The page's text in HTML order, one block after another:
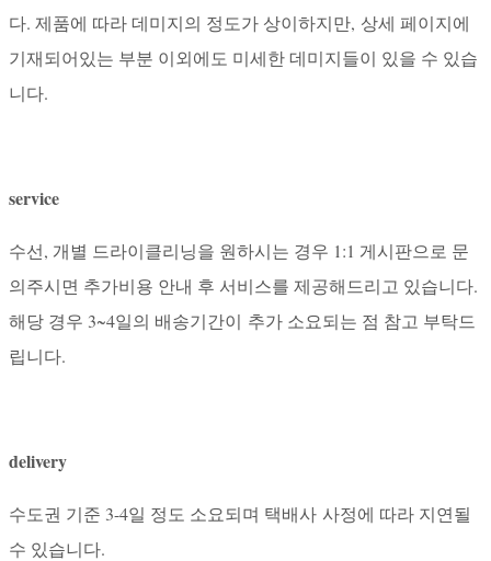
다. 제품에 따라 데미지의 정도가 상이하지만, 상세 페이지에
기재되어있는 부분 이외에도 미세한 데미지들이 있을 수 있습
니다.
service
수선, 개별 드라이클리닝을 원하시는 경우 1:1 게시판으로 문
의주시면 추가비용 안내 후 서비스를 제공해드리고 있습니다.
해당 경우 3~4일의 배송기간이 추가 소요되는 점 참고 부탁드
립니다.
delivery
수도권 기준 3-4일 정도 소요되며 택배사 사정에 따라 지연될
수 있습니다.